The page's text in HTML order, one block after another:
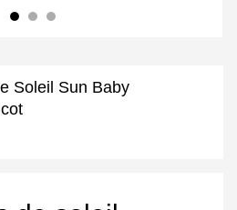
Soleil Sun Baby